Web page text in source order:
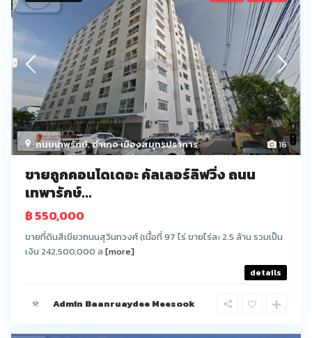
16
ถนนเทพรักษ์,อำเภอ เมืองสมุทรปราการ
ขายถูกคอนโดเดอะ คัลเลอร์ลิฟวิ่ง ถนน
เทพารักษ์...
฿ 550,000
ขายที่ดินสีเขียวถนนสุวินทวงศ์ (เนื้อที่ 97 ไร่ ขายไร่ละ 2.5 ล้าน รวมเป็น
เงิน 242,500,000 ล [more]
details
Admin Baanruaydee Meesook